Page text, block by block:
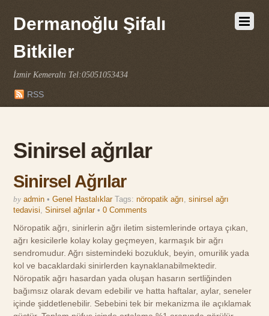
Dermanoğlu Şifalı
Bitkiler
İzmir Kemeraltı Tel:05051053434
RSS
Sinirsel ağrılar
Sinirsel Ağrılar
by admin • Genel Hastalıklar Tags:nöropatik ağrı,sinirsel ağrı
tedavisi,Sinirsel ağrılar •0 Comments
Nöropatik ağrı, sinirlerin ağrı iletim sistemlerinde ortaya çıkan,
ağrı kesicilerle kolay kolay geçmeyen, karmaşık bir ağrı
sendromudur. Ağrı sistemindeki bozukluk, beyin, omurilik yada
kol ve bacaklardaki sinirlerden kaynaklanabilmektedir.
Nöropatik ağrı hasardan yada oluşan hasarın sertliğinden
bağımsız olarak devam edebilir ve hatta haftalar, aylar, seneler
içinde şiddetlenebilir. Sebebini tek bir mekanizma ile açıklamak